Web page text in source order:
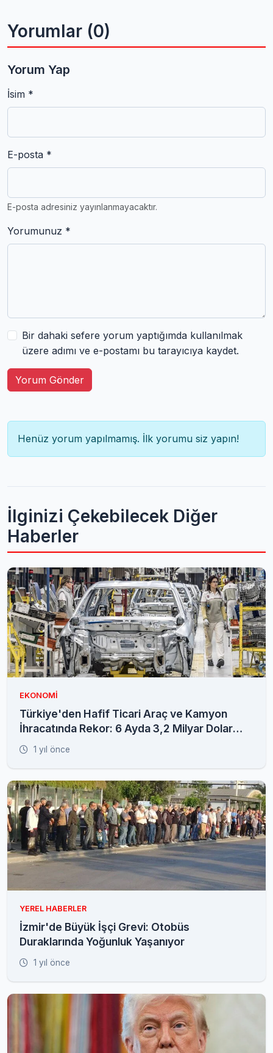
Yorumlar (0)
Yorum Yap
İsim *
E-posta *
E-posta adresiniz yayınlanmayacaktır.
Yorumunuz *
Bir dahaki sefere yorum yaptığımda kullanılmak
üzere adımı ve e-postamı bu tarayıcıya kaydet.
Yorum Gönder
Henüz yorum yapılmamış. İlk yorumu siz yapın!
İlginizi Çekebilecek Diğer
Haberler
EKONOMI
Türkiye'den Hafif Ticari Araç ve Kamyon
İhracatında Rekor: 6 Ayda 3,2 Milyar Dolar
Gelir1 yıl önce
YEREL HABERLER
İzmir'de Büyük İşçi Grevi: Otobüs
Duraklarında Yoğunluk Yaşanıyor
1 yıl önce